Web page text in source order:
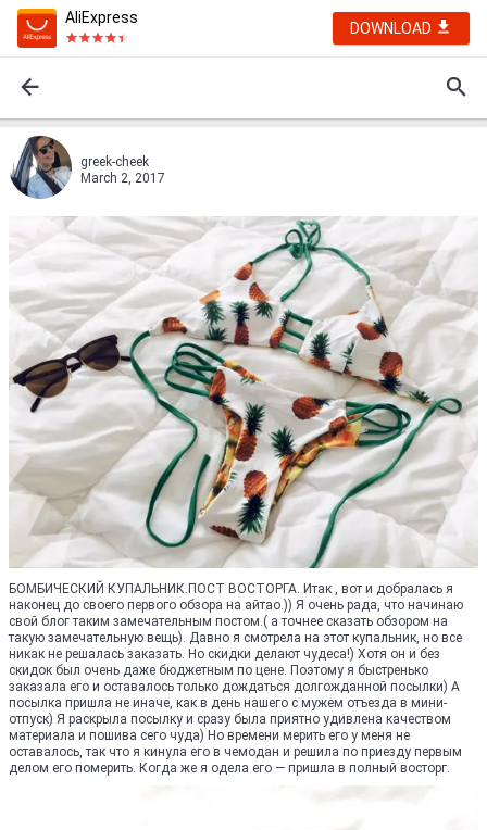
AliExpress
DOWNLOAD
greek-cheek
March 2, 2017
БОМБИЧЕСКИЙ КУПАЛЬНИК.ПОСТ ВОСТОРГА. Итак , вот и добралась я
наконец до своего первого обзора на айтао.)) Я очень рада, что начинаю
свой блог таким замечательным постом.( а точнее сказать обзором на
такую замечательную вещь). Давно я смотрела на этот купальник, но все
никак не решалась заказать. Но скидки делают чудеса!) Хотя он и без
скидок был очень даже бюджетным по цене. Поэтому я быстренько
заказала его и оставалось только дождаться долгожданной посылки) А
посылка пришла не иначе, как в день нашего с мужем отъезда в мини-
отпуск) Я раскрыла посылку и сразу была приятно удивлена качеством
материала и пошива сего чуда) Но времени мерить его у меня не
оставалось, так что я кинула его в чемодан и решила по приезду первым
делом его померить. Когда же я одела его — пришла в полный восторг.